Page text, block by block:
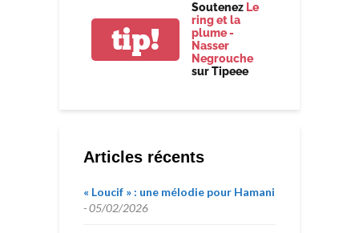
tip!
Soutenez Le
ring et la
plume -
Nasser
Negrouche
sur Tipeee
Articles récents
« Loucif » : une mélodie pour Hamani
05/02/2026